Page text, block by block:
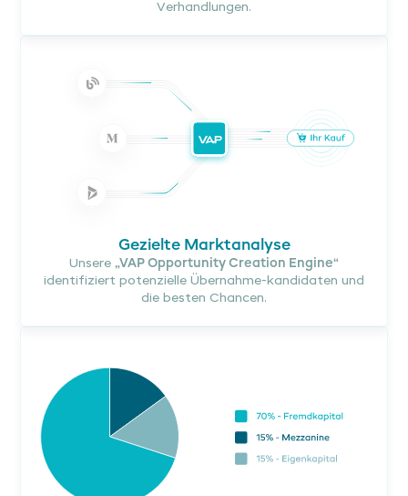
Verhandlungen.
Gezielte Marktanalyse
Unsere „VAP Opportunity Creation Engine“
identifiziert potenzielle Übernahme-kandidaten und
die besten Chancen.